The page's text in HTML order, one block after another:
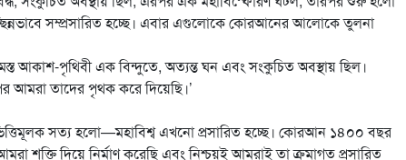
সম্প্রসারিত হচ্ছে। এবার এগুলোকে কোরআনের আলোকে তুলনা
আকাশ-পৃথিবী এক বিন্দুতে, অত্যন্ত ঘন এবং সংকুচিত অবস্থায় ছিল।
তাদের পৃথক করে দিয়েছি।’
ভিত্তিমূলক সত্য হলো—মহাবিশ্ব এখনো প্রসারিত হচ্ছে। কোরআন ১৪০০ বছর
শক্তি দিয়ে নির্মাণ করেছি এবং নিশ্চয়ই আমরাই তা ক্রমাগত প্রসারিত